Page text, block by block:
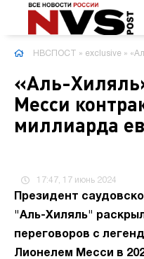
НВСПОСТ » exclusive » «Аль-
«Аль-
Месси
миллиарда
17:47, 17 июнь 2024
Президент
"Аль-Хиляль"
переговоров с
Лионелем Месси в